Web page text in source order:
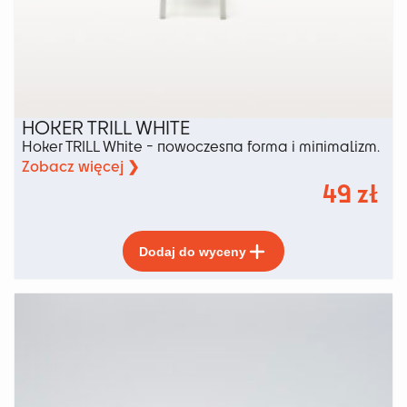
HOKER TRILL WHITE
Hoker TRILL White - nowoczesna forma i minimalizm.
Zobacz więcej ❯
49 zł
Dodaj do wyceny
produkt
ma
wiele